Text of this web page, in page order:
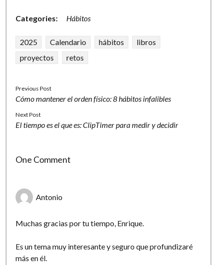
Categories: Hábitos
2025 Calendario hábitos
libros
proyectos
retos
Previous Post
Cómo mantener el orden físico: 8 hábitos infalibles
Next Post
El tiempo es el que es: ClipTimer para medir y decidir
One Comment
Antonio
Muchas gracias por tu tiempo, Enrique.
Es un tema muy interesante y seguro que profundizaré
más en él.